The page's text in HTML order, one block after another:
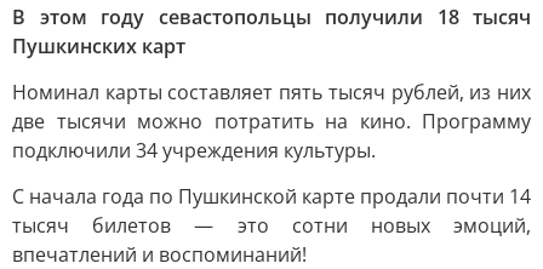
В этом году севастопольцы получили 18 тысяч
Пушкинских карт
Номинал карты составляет пять тысяч рублей, из них
две тысячи можно потратить на кино. Программу
подключили 34 учреждения культуры.
С начала года по Пушкинской карте продали почти 14
тысяч билетов — это сотни новых эмоций,
впечатлений и воспоминаний!